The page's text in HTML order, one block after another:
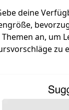
deine
an, um
zu